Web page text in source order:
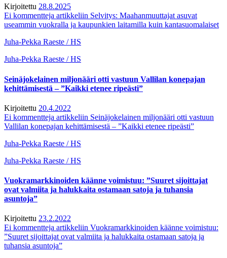
Kirjoitettu 28.8.2025
Ei kommentteja artikkeliin Selvitys: Maahanmuuttajat asuvat
useammin vuokralla ja kaupunkien laitamilla kuin kantasuomalaiset
Juha-Pekka Raeste / HS
Juha-Pekka Raeste / HS
Seinäjokelainen miljonääri otti vastuun Vallilan konepajan
kehittämisestä – ”Kaikki etenee ripeästi”
Kirjoitettu 20.4.2022
Ei kommentteja artikkeliin Seinäjokelainen miljonääri otti vastuun
Vallilan konepajan kehittämisestä – ”Kaikki etenee ripeästi”
Juha-Pekka Raeste / HS
Juha-Pekka Raeste / HS
Vuokramarkkinoiden käänne voimistuu: ”Suuret sijoittajat
ovat valmiita ja halukkaita ostamaan satoja ja tuhansia
asuntoja”
Kirjoitettu 23.2.2022
Ei kommentteja artikkeliin Vuokramarkkinoiden käänne voimistuu:
”Suuret sijoittajat ovat valmiita ja halukkaita ostamaan satoja ja
tuhansia asuntoja”